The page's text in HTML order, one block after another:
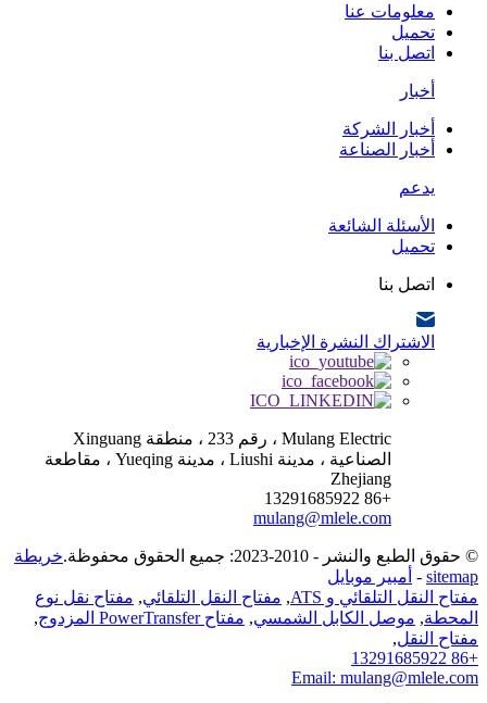
معلومات عنا
تحميل
اتصل بنا
أخبار
أخبار الشركة
أخبار الصناعة
يدعم
الأسئلة الشائعة
تحميل
اتصل بنا
الاشتراك النشرة الإخبارية
Mulang Electric ، رقم 233 ، منطقة Xinguang
الصناعية ، مدينة Liushi ، مدينة Yueqing ، مقاطعة
Zhejiang
+86 13291685922
mulang@mlele.com
© حقوق الطبع والنشر - 2010-2023: جميع الحقوق محفوظة.
خريطة
sitemap
- أمبير موبايل
مفتاح النقل التلقائي و ATS
, مفتاح النقل التلقائي, مفتاح نقل نوع
المحطة, موصل الكابل الشمسي, مفتاح PowerTransfer المزدوج
,
مفتاح النقل,
+86 13291685922
Email: mulang@mlele.com